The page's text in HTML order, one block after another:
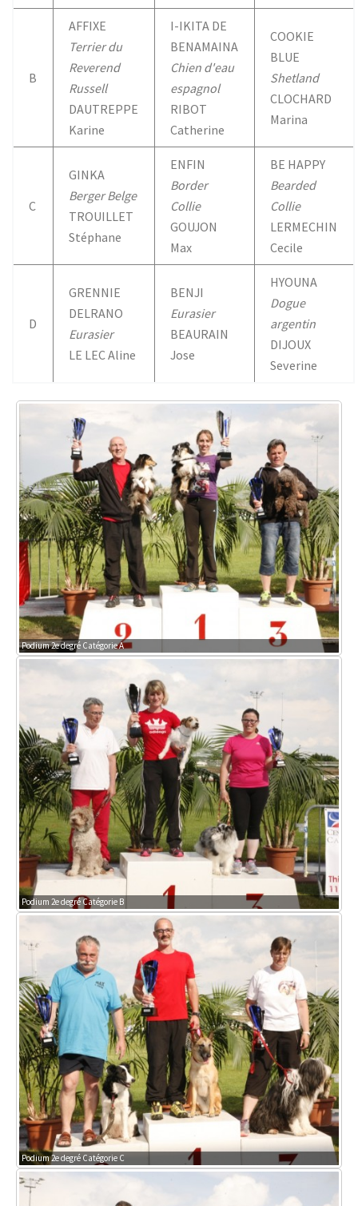
B
AFFIXE
Terrier du
Reverend
Russell
DAUTREPPE
Karine
I-IKITA DE
BENAMAINA
Chien d'eau
espagnol
RIBOT
Catherine
COOKIE
BLUE
Shetland
CLOCHARD
Marina
C
GINKA
Berger Belge
TROUILLET
Stéphane
ENFIN
Border
Collie
GOUJON
Max
BE HAPPY
Bearded
Collie
LERMECHIN
Cecile
D
GRENNIE
DELRANO
Eurasier
LE LEC Aline
BENJI
Eurasier
BEAURAIN
Jose
HYOUNA
Dogue
argentin
DIJOUX
Severine
Podium 2e degré Catégorie A
Podium 2e degré Catégorie B
Podium 2e degré Catégorie C